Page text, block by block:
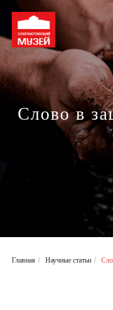
Слово в
Главная / Научные статьи /